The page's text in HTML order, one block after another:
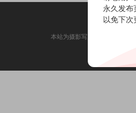
本站为摄影写真图片网站，内
永久发布
以免下次